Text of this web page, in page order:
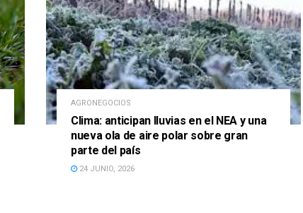
AGRONEGOCIOS
Clima: anticipan lluvias en el NEA y una
nueva ola de aire polar sobre gran
parte del país
24 JUNIO, 2026